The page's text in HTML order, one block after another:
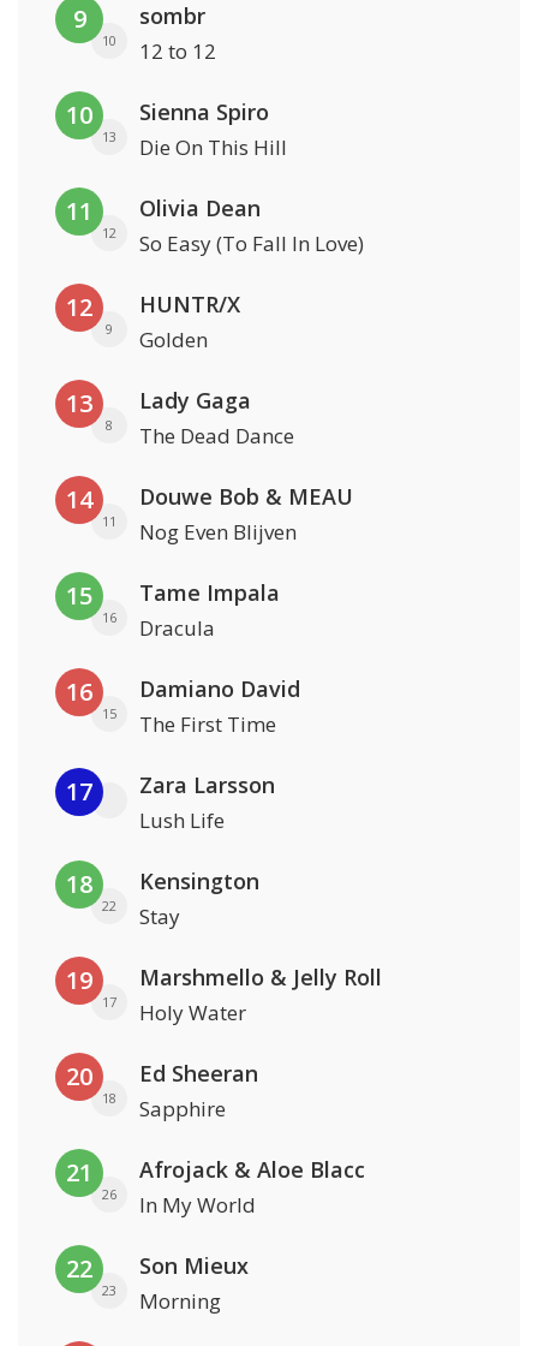
9
10
sombr
12 to 12
10
13
Sienna Spiro
Die On This Hill
11
12
Olivia Dean
So Easy (To Fall In Love)
12
9
HUNTR/X
Golden
13
8
Lady Gaga
The Dead Dance
14
11
Douwe Bob & MEAU
Nog Even Blijven
15
16
Tame Impala
Dracula
16
15
Damiano David
The First Time
17 Zara Larsson
Lush Life
18
22
Kensington
Stay
19
17
Marshmello & Jelly Roll
Holy Water
20
18
Ed Sheeran
Sapphire
21
26
Afrojack & Aloe Blacc
In My World
22
23
Son Mieux
Morning